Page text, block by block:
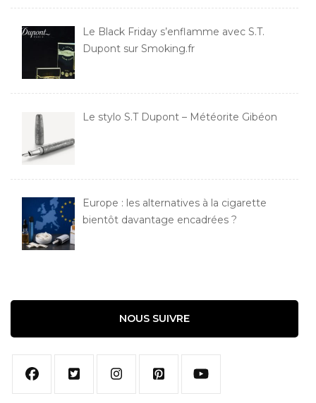
Le Black Friday s’enflamme avec S.T.
Dupont sur Smoking.fr
Le stylo S.T Dupont – Météorite Gibéon
Europe : les alternatives à la cigarette
bientôt davantage encadrées ?
NOUS SUIVRE